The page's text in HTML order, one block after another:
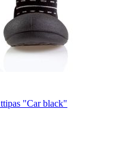
"Car black"